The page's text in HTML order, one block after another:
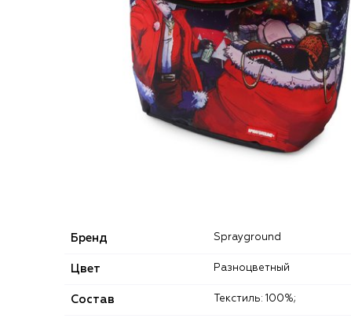
Бренд Sprayground
Цвет Разноцветный
Состав Текстиль: 100%;